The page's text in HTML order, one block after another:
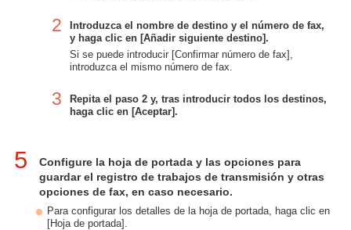
2
Introduzca el nombre de destino y el número de fax,
y haga clic en [Añadir siguiente destino].
Si se puede introducir [Confirmar número de fax],
introduzca el mismo número de fax.
3
Repita el paso 2 y, tras introducir todos los destinos,
haga clic en [Aceptar].
5
Configure la hoja de portada y las opciones para
guardar el registro de trabajos de transmisión y otras
opciones de fax, en caso necesario.
Para configurar los detalles de la hoja de portada, haga clic en
[Hoja de portada].